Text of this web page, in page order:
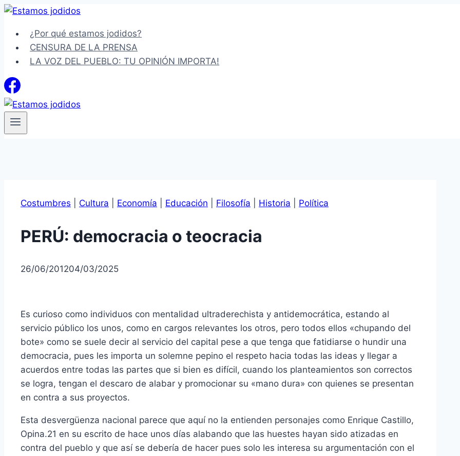
Saltar
contenido¿Por qué estamos jodidos?
CENSURA DE LA PRENSA
LA VOZ DEL PUEBLO: TU OPINIÓN IMPORTA!
Costumbres Cultura Economía Educación Filosofía Historia Política
PERÚ: democracia o teocracia
26/06/201204/03/2025
Es curioso como individuos con mentalidad ultraderechista y antidemocrática, estando al
servicio público los unos, como en cargos relevantes los otros, pero todos ellos «chupando del
bote» como se suele decir al servicio del capital pese a que tenga que fatidiarse o hundir una
democracia, pues les importa un solemne pepino el respeto hacia todas las ideas y llegar a
acuerdos entre todas las partes que si bien es difícil, cuando los planteamientos son correctos
se logra, tengan el descaro de alabar y promocionar su «mano dura» con quienes se presentan
en contra a sus proyectos.
Esta desvergüenza nacional parece que aquí no la entienden personajes como Enrique Castillo,
Opina.21 en su escrito de hace unos días alabando que las huestes hayan sido atizadas en
contra del pueblo y que así se debería de hacer pues solo les interesa su argumentación con el